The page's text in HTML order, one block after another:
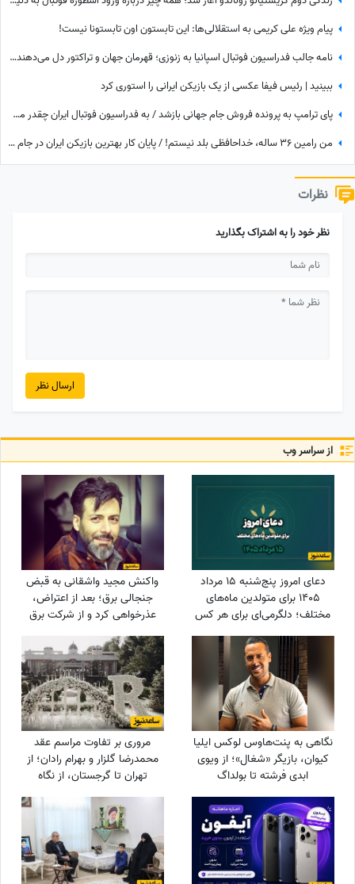
پیام ویژه علی کریمی به استقلالی‌ها: این تابستون اون تابستونا نیست!
نامه جالب فدراسیون فوتبال اسپانیا به زنوزی؛ قهرمان جهان و تراکتور دل می‌دهند و قلوه می‌گیرند!
ببینید | رئیس فیفا عکسی از یک بازیکن ایرانی را استوری کرد
پای ترامپ به پرونده فروش جام جهانی بازشد / به فدراسیون فوتبال ایران چقدر می‌رسد؟
من رامین 36 ساله، خداحافظی بلد نیستم! / پایان کار بهترین بازیکن ایران در جام جهانی با استقلال تهران
نظرات
نظر خود را به اشتراک بگذارید
ارسال نظر
از سراسر وب
دعای امروز پنج‌شنبه 15 مرداد
1405 برای متولدین ماه‌های
مختلف؛ دلگرمی‌ای برای هر کس
که در آرزوها و نیازهای زندگی
مانده است
واکنش مجید واشقانی به قبض
جنجالی برق؛ بعد از اعتراض،
عذرخواهی کرد و از شرکت برق
نگاهی به پنت‌هاوس لوکس ایلیا
کیوان، بازیگر «شغال»؛ از ویوی
ابدی فرشته تا بولداگ
دوست‌داشتنی و دکوراسیون
چشم‌نواز
مروری بر تفاوت مراسم عقد
محمدرضا گلزار و بهرام رادان؛ از
تهران تا گرجستان، از نگاه
عاشقانه رادان به مینا تا نگاه رو
به آسمان گلزار هنگام خطبه عقد
+ عکس